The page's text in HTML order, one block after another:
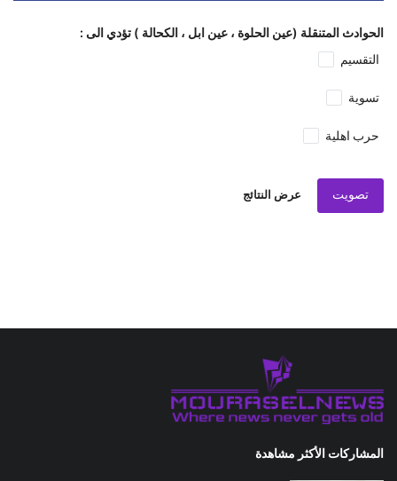
الحوادث المتنقلة (عين الحلوة ، عين ابل ، الكحالة ) تؤدي الى :
التقسيم
تسوية
حرب اهلية
تصويت عرض النتائج
المشاركات الأكثر مشاهدة